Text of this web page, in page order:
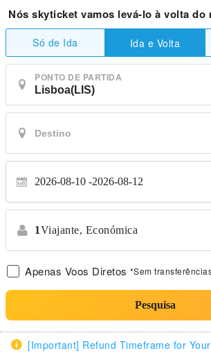
Nós skyticket vamos levá-lo à volta do
Só de Ida Ida e Volta
PONTO DE PARTIDA
2026-08-10 2026-08-12
1Viajante, Económica
Apenas Voos Diretos *Sem
Pesquisa
[Important] Refund Timeframe for